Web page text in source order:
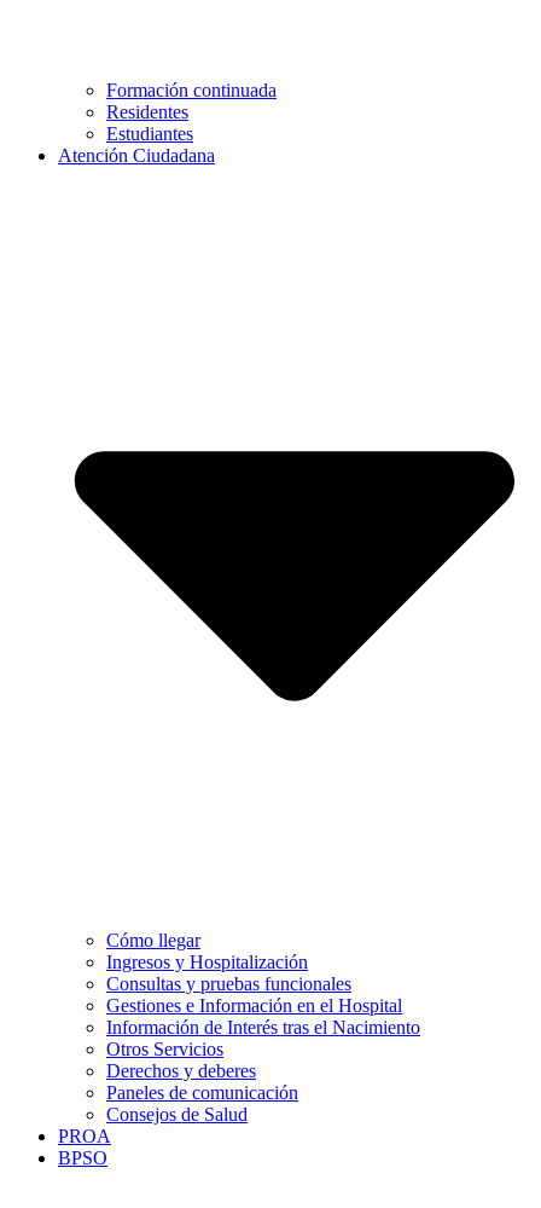
Formación continuada
Residentes
Estudiantes
Atención Ciudadana
Cómo llegar
Ingresos y Hospitalización
Consultas y pruebas funcionales
Gestiones e Información en el Hospital
Información de Interés tras el Nacimiento
Otros Servicios
Derechos y deberes
Paneles de comunicación
Consejos de Salud
PROA
BPSO